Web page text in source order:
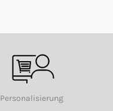
Personalisierung